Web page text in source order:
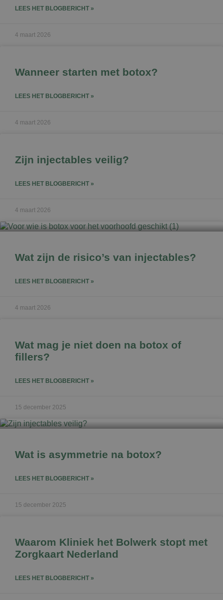
LEES HET BLOGBERICHT »
4 maart 2026
Wanneer starten met botox?
LEES HET BLOGBERICHT »
4 maart 2026
Zijn injectables veilig?
LEES HET BLOGBERICHT »
4 maart 2026
Wat zijn de risico’s van injectables?
LEES HET BLOGBERICHT »
4 maart 2026
Wat mag je niet doen na botox of
fillers?
LEES HET BLOGBERICHT »
15 december 2025
Wat is asymmetrie na botox?
LEES HET BLOGBERICHT »
15 december 2025
Waarom Kliniek het Bolwerk stopt met
Zorgkaart Nederland
LEES HET BLOGBERICHT »